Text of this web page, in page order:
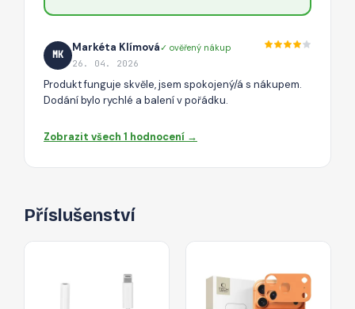
MK
Markéta Klímová✓ ověřený nákup
26. 04. 2026
Produkt funguje skvěle, jsem spokojený/á s nákupem.
Dodání bylo rychlé a balení v pořádku.
Zobrazit všech 1 hodnocení →
Příslušenství